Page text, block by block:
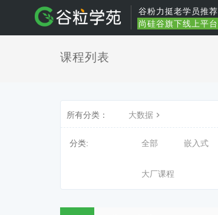
谷粉力挺老学员推荐
尚硅谷旗下线上平台
课程列表
所有分类： 大数据
分类: 全部 嵌入式
大厂课程